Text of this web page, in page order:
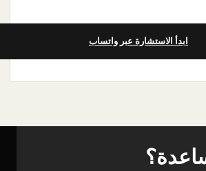
ابدأ الاستشارة عبر واتساب